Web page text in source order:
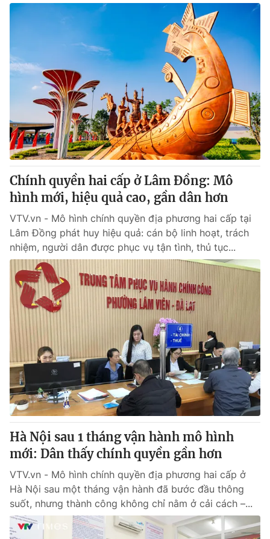
Chính quyền hai cấp ở Lâm Đồng: Mô
hình mới, hiệu quả cao, gần dân hơn
VTV.vn - Mô hình chính quyền địa phương hai cấp tại
Lâm Đồng phát huy hiệu quả: cán bộ linh hoạt, trách
nhiệm, người dân được phục vụ tận tình, thủ tục...
Hà Nội sau 1 tháng vận hành mô hình
mới: Dân thấy chính quyền gần hơn
VTV.vn - Mô hình chính quyền địa phương hai cấp ở
Hà Nội sau một tháng vận hành đã bước đầu thông
suốt, nhưng thành công không chỉ nằm ở cải cách –...